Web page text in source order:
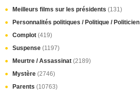
Meilleurs films sur les présidents (131)
Personnalités politiques / Politique / Politicien
Complot (419)
Suspense (1197)
Meurtre / Assassinat (2189)
Mystère (2746)
Parents (10763)